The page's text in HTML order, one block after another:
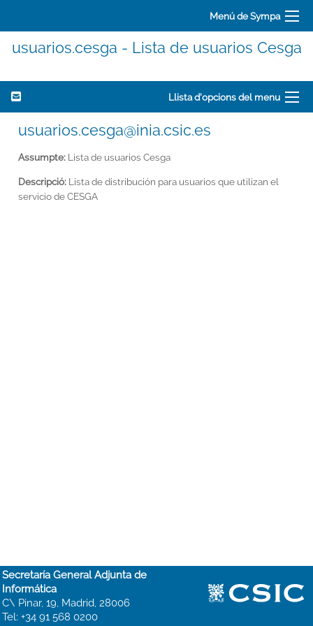
Menú de Sympa
usuarios.cesga - Lista de usuarios Cesga
Llista d'opcions del menu
usuarios.cesga@inia.csic.es
Assumpte: Lista de usuarios Cesga
Descripció: Lista de distribución para usuarios que utilizan el
servicio de CESGA
Secretaría General Adjunta de
Informática
C\ Pinar, 19, Madrid, 28006
Tel: +34 91 568 0200